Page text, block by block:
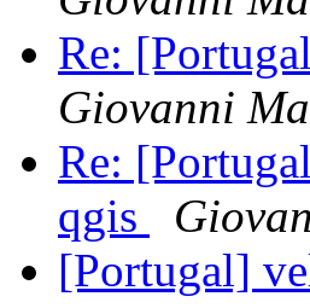
Re:
Giovanni
Re:
qgis
[Portugal]